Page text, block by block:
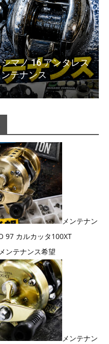
マノ 16 アンタレス
テナンス
メンテナン
97 カルカッタ100XT
ンテナンス希望
メンテナン